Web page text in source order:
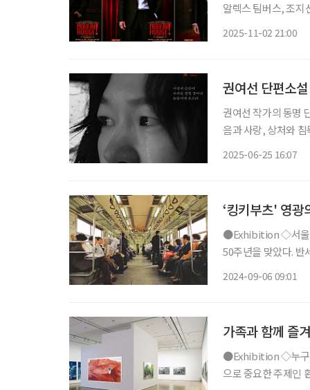
알렉스 팀버스, 조지
2025-11-02 21:00
권여선 단편소
권여선 작가의 동명
음과 사랑, 상처와
2025-06-25 16:07
‘킹키부츠' 영
●Exhibition ◇서울의 지하철 일정 11월 3일까지 장소 서울역사박물관 서울 지하철이 개통
50주년을 맞았다. 반
2024-09-06 09:01
가족과 함께 즐
●Exhibition ◇누구의 숲, 누구의 세계 일정 6월 2일까지 장소 대구미술관 전시는 전 지구적
으로 중요한 주제인